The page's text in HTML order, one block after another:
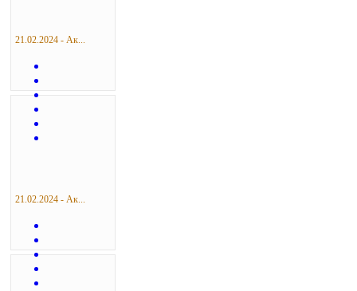
21.02.2024 - Ак...
21.02.2024 - Ак...